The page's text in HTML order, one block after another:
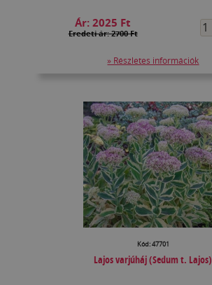
Ár:2025 Ft
Eredeti ár: 2700 Ft
» Részletes információk
Kód: 47701
Lajos varjúháj (Sedum t. Lajos)